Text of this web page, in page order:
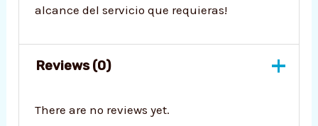
alcance del servicio que requieras!
Reviews (0)
There are no reviews yet.